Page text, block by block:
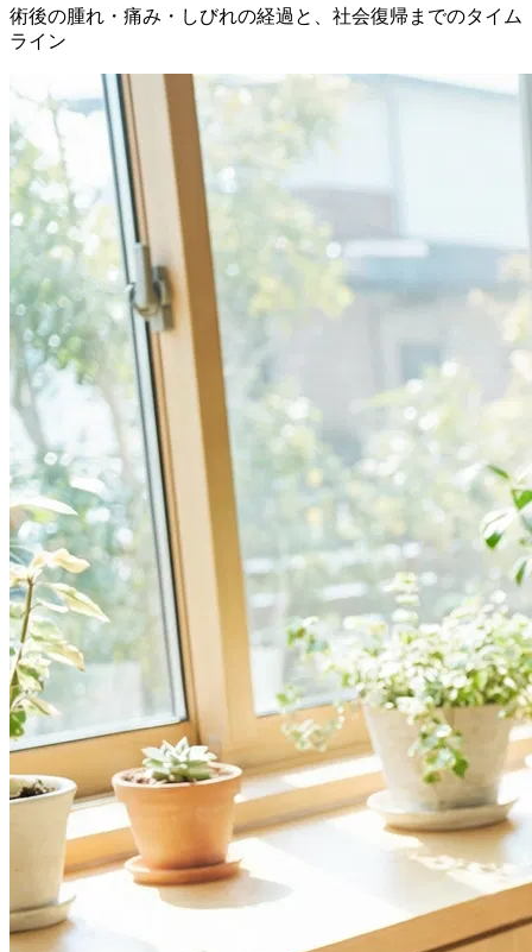
術後の腫れ・痛み・しびれの経過と、社会復帰までのタイム
ライン